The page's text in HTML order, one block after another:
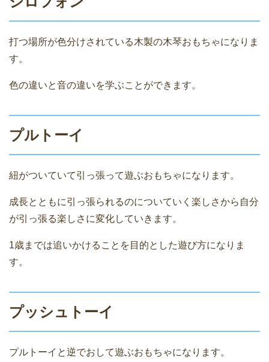
打つ場所が色分けされている木製の木琴おもちゃになりま
す。
色の違いと音の違いを学ぶことができます。
プルトーイ
紐がついていて引っ張って遊ぶおもちゃになります。
成長とともに引っ張られるのについていく楽しさから自分
が引っ張る楽しさに変化していきます。
1歳までは追いかけることを目的とした遊び方になりま
す。
プッシュトーイ
プルトーイと逆でおして遊ぶおもちゃになります。